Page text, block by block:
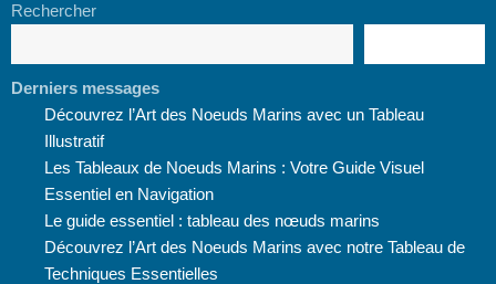
Rechercher
Derniers messages
Découvrez l’Art des Noeuds Marins avec un Tableau
Illustratif
Les Tableaux de Noeuds Marins : Votre Guide Visuel
Essentiel en Navigation
Le guide essentiel : tableau des nœuds marins
Découvrez l’Art des Noeuds Marins avec notre Tableau de
Techniques Essentielles